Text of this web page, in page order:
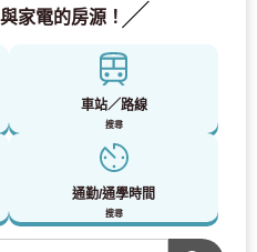
家電的房源！
車站／路線
搜尋
通勤/通學時間
搜尋